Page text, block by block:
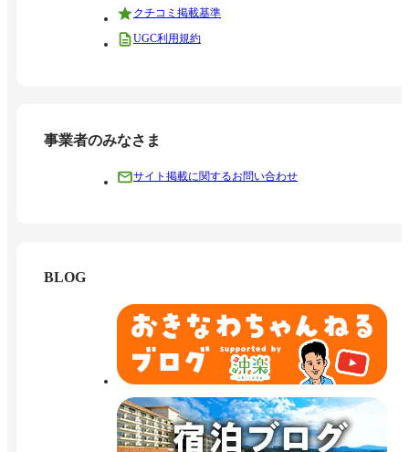
クチコミ掲載基準
UGC利用規約
事業者のみなさま
サイト掲載に関するお問い合わせ
BLOG